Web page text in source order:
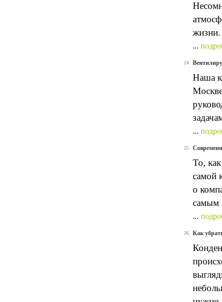
жизни.
...
24.
Наша
...
25.
То,
самой
о
самым
...
26. Как